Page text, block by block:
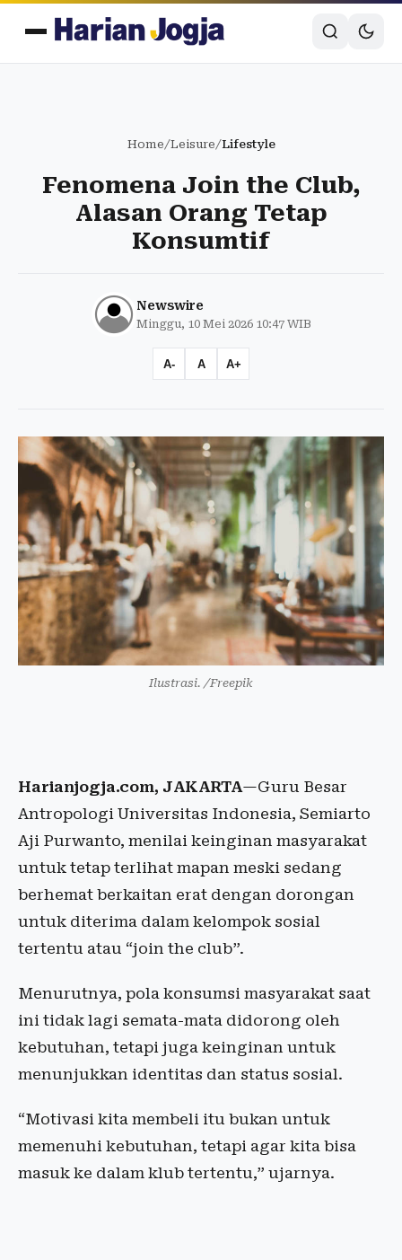
Home/Leisure/Lifestyle
Fenomena Join the Club,
Alasan Orang Tetap
Konsumtif
Newswire
Minggu, 10 Mei 2026 10:47 WIB
A- A A+
Ilustrasi. /Freepik
Harianjogja.com, JAKARTA—Guru Besar
Antropologi Universitas Indonesia, Semiarto
Aji Purwanto, menilai keinginan masyarakat
untuk tetap terlihat mapan meski sedang
berhemat berkaitan erat dengan dorongan
untuk diterima dalam kelompok sosial
tertentu atau “join the club”.
Menurutnya, pola konsumsi masyarakat saat
ini tidak lagi semata-mata didorong oleh
kebutuhan, tetapi juga keinginan untuk
menunjukkan identitas dan status sosial.
“Motivasi kita membeli itu bukan untuk
memenuhi kebutuhan, tetapi agar kita bisa
masuk ke dalam klub tertentu,” ujarnya.